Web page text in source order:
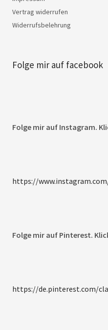
Vertrag widerrufen
Widerrufsbelehrung
Folge mir auf facebook
Folge mir auf Instagram.
https://
Folge mir auf Pinterest.
https://de.pinterest.com/